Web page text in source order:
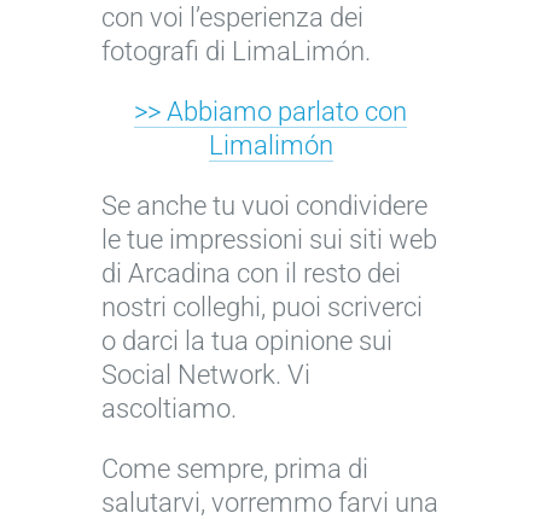
con voi l’esperienza dei
fotografi di LimaLimón.
>> Abbiamo parlato con
Limalimón
Se anche tu vuoi condividere
le tue impressioni sui siti web
di Arcadina con il resto dei
nostri colleghi, puoi scriverci
o darci la tua opinione sui
Social Network. Vi
ascoltiamo.
Come sempre, prima di
salutarvi, vorremmo farvi una
r
v L
A
n